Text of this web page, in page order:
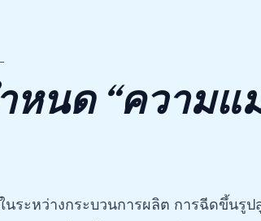
หนด “ความแ
ระหว่างกระบวนการผลิต การฉีดขึ้นรู